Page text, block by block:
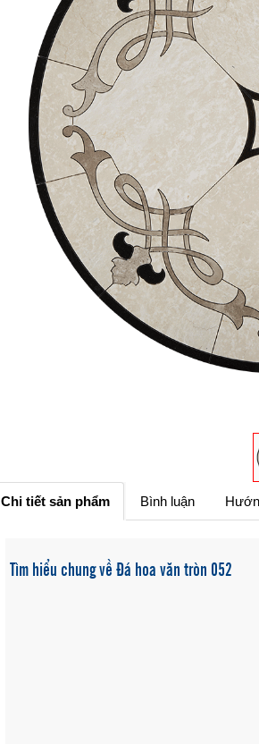
Chi tiết sản phẩm Bình luận
Tìm hiểu chung về Đá hoa văn tròn 052